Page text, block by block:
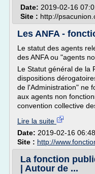
Date: 2019-02-16
Site : http://
Les ANFA -
Le statut des agents
des ANFA ou "agents
Le Statut général de la
dispositions
de l'Administration" ne
aux agents non
convention collective
Lire la suite
Date: 2019-02-16
Site : http://
La fonction
| Autour de ...